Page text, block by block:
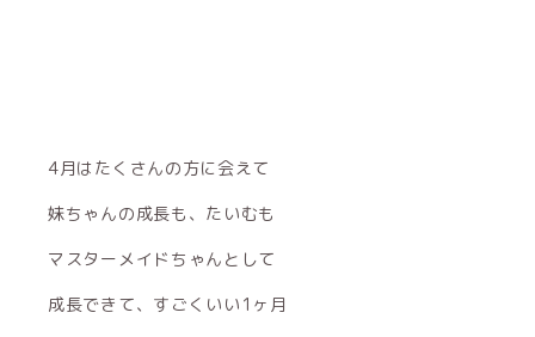
4月はたくさんの方に会えて
妹ちゃんの成長も、たいむも
マスターメイドちゃんとして
成長できて、すごくいい1ヶ月